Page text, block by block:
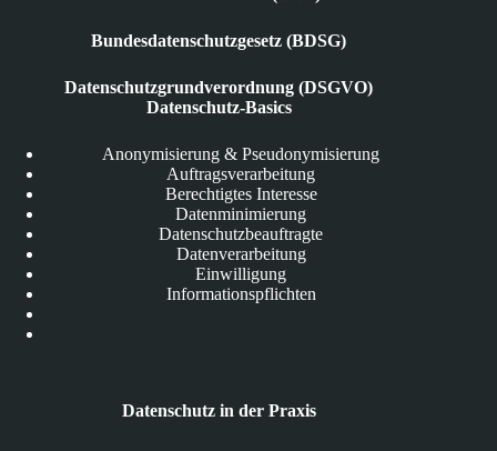
Bundesdatenschutzgesetz (BDSG)
Datenschutzgrundverordnung (DSGVO)
Datenschutz-Basics
Anonymisierung & Pseudonymisierung
Auftragsverarbeitung
Berechtigtes Interesse
Datenminimierung
Datenschutzbeauftragte
Datenverarbeitung
Einwilligung
Informationspflichten
Datenschutz in der Praxis